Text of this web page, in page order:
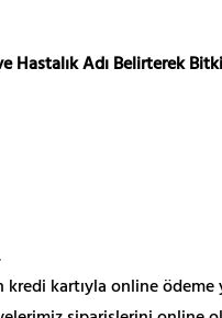
Adı Belirterek
kartıyla online